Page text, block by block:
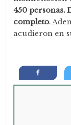
450 personas.
completo.
acudieron en